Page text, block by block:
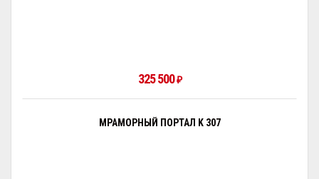
325 500 ₽
МРАМОРНЫЙ ПОРТАЛ K 307